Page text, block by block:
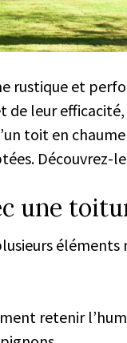
rustique et
leur
toit en
Découvrez-
une
éléments
retenir